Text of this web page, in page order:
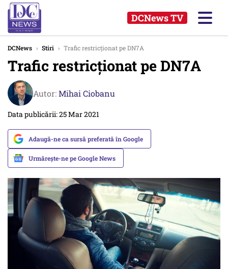
DCNews TV
DCNews › Stiri › Trafic restricţionat pe DN7A
Trafic restricţionat pe DN7A
Autor:Mihai Ciobanu
Data publicării: 25 Mar 2021
Adaugă-ne ca sursă preferată în Google
Urmărește-ne pe Google News